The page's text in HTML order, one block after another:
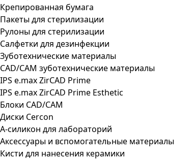
Крепированная бумага
Пакеты для стерилизации
Рулоны для стерилизации
Салфетки для дезинфекции
Зуботехнические материалы
CAD/CAM зуботехнические материалы
IPS e.max ZirCAD Prime
IPS e.max ZirCAD Prime Esthetic
Блоки CAD/CAM
Диски Cercon
А-силикон для лабораторий
Аксессуары и вспомогательные материалы
Кисти для нанесения керамики